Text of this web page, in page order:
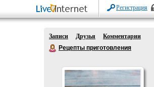
Регистрация
Записи Друзья
Комментарии
Рецепты приготовления